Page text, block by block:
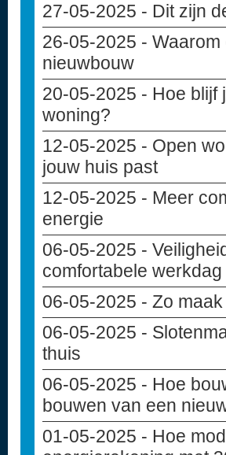
27-05-2025 - Dit zijn
26-05-2025 -
nieuwbouw
20-05-2025 - Hoe blijf
woning?
12-05-2025 - Open
jouw huis past
12-05-2025 - Meer
energie
06-05-2025 -
comfortabele werkdag
06-05-2025 - Zo
06-05-2025 -
thuis
06-05-2025 - Hoe
bouwen van een
01-05-2025 - Hoe